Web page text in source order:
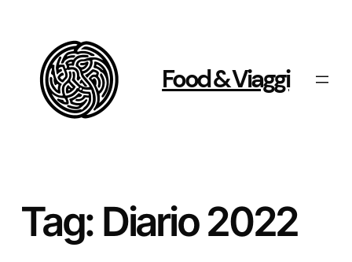
Food & Viaggi
Tag: Diario 2022